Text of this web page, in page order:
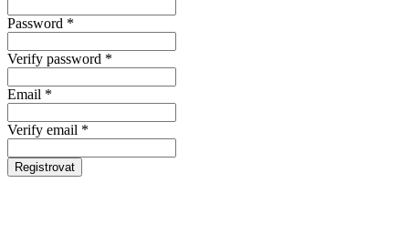
Password *
Verify password *
Email *
Verify email *
Registrovat